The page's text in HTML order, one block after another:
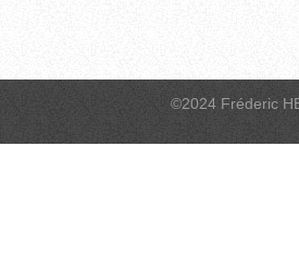
©2024 Fréderic